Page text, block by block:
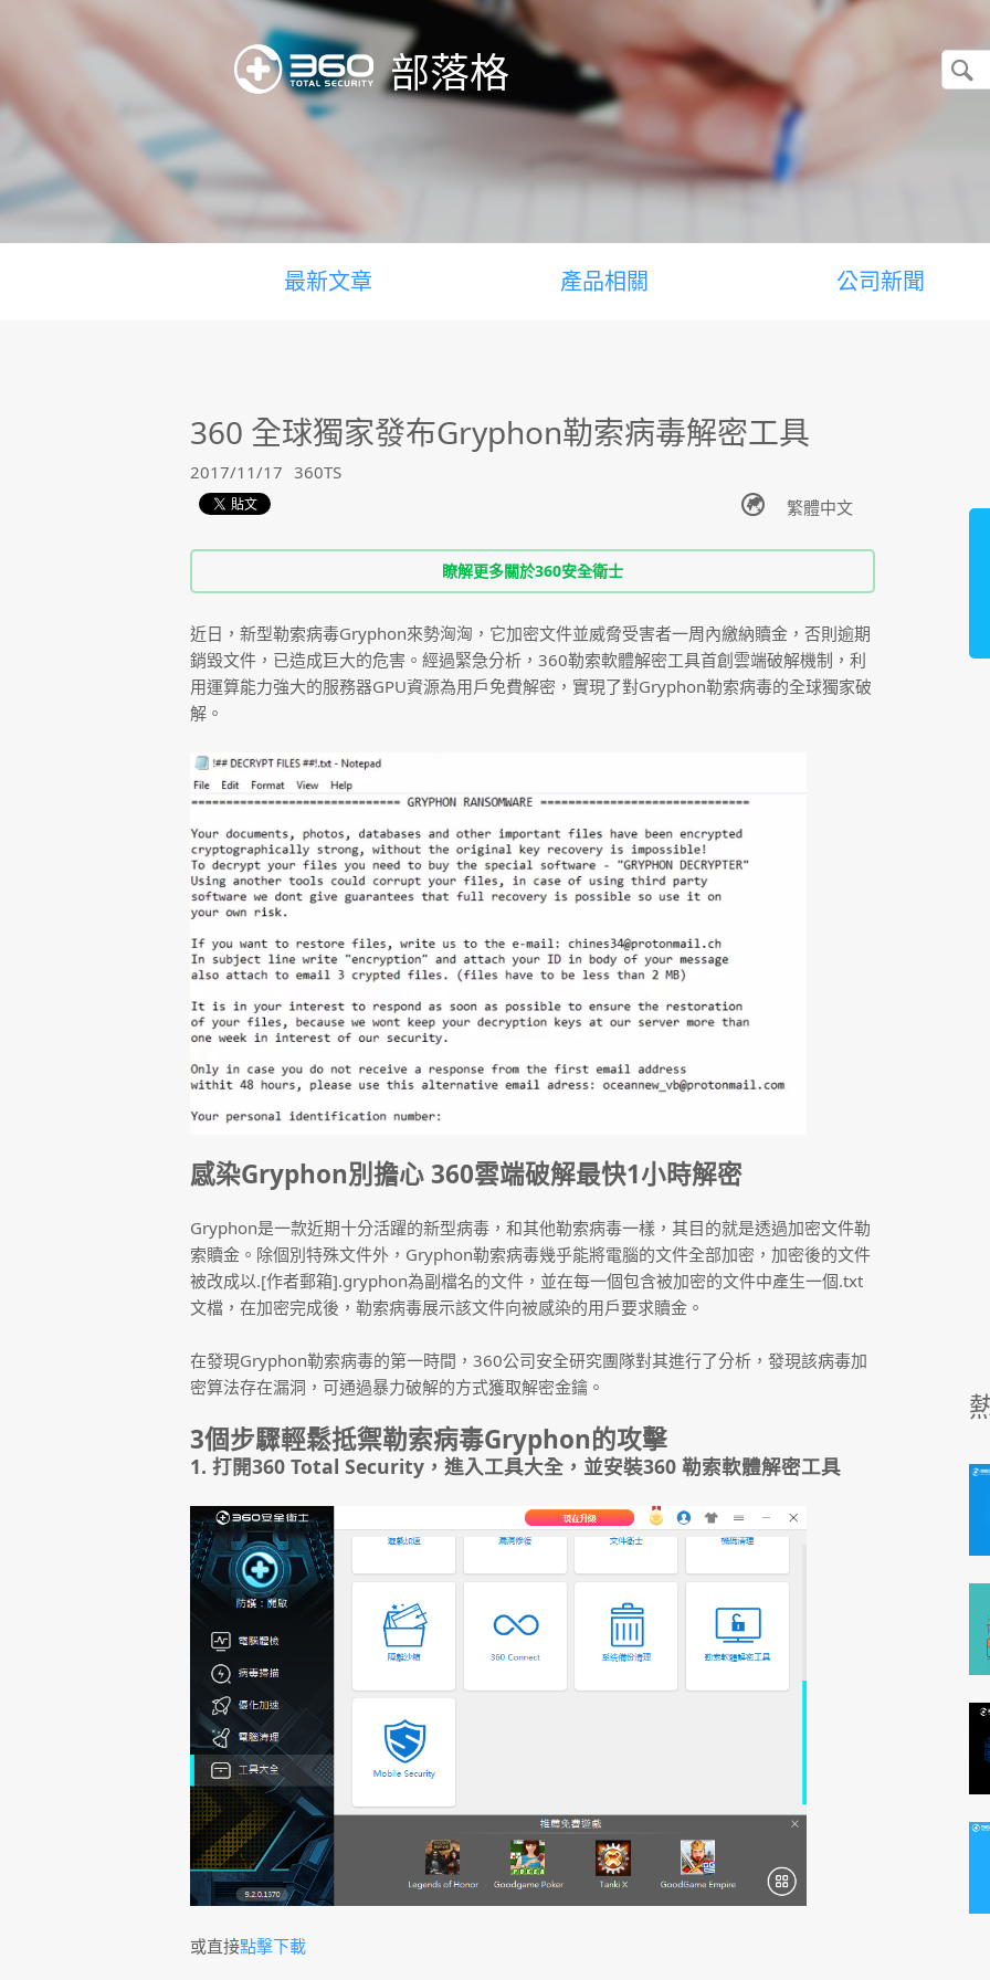
部落格
最新文章 產品相關 公司新聞
360 全球獨家發布Gryphon勒索病毒解密工具
2017/11/17 360TS
瞭解更多關於360安全衛士
近日，新型勒索病毒Gryphon來勢洶洶，它加密文件並威脅受害者一周內繳納贖金，否則逾期
銷毀文件，已造成巨大的危害。經過緊急分析，360勒索軟體解密工具首創雲端破解機制，利
用運算能力強大的服務器GPU資源為用戶免費解密，實現了對Gryphon勒索病毒的全球獨家破
解。
感染Gryphon別擔心 360雲端破解最快1小時解密
Gryphon是一款近期十分活躍的新型病毒，和其他勒索病毒一樣，其目的就是透過加密文件勒
索贖金。除個別特殊文件外，Gryphon勒索病毒幾乎能將電腦的文件全部加密，加密後的文件
被改成以.[作者郵箱].gryphon為副檔名的文件，並在每一個包含被加密的文件中產生一個.txt
文檔，在加密完成後，勒索病毒展示該文件向被感染的用戶要求贖金。
在發現Gryphon勒索病毒的第一時間，360公司安全研究團隊對其進行了分析，發現該病毒加
密算法存在漏洞，可通過暴力破解的方式獲取解密金鑰。
3個步驟輕鬆抵禦勒索病毒Gryphon的攻擊
1. 打開360 Total Security，進入工具大全， 並安裝360 勒索軟體解密工具
或直接點擊下載